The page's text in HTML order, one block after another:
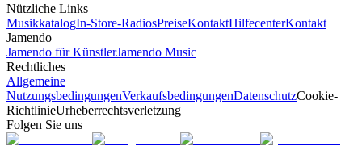
Nützliche Links
MusikkatalogIn-Store-RadiosPreiseKontaktHilfecenterKontakt
Jamendo
Jamendo für KünstlerJamendo Music
Rechtliches
Allgemeine
NutzungsbedingungenVerkaufsbedingungenDatenschutzCookie-
RichtlinieUrheberrechtsverletzung
Folgen Sie uns